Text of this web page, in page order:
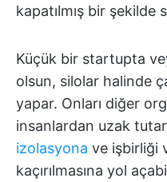
kapatılmış bir şekilde
Küçük bir startupta
olsun, silolar halinde
yapar. Onları diğer
insanlardan uzak
izolasyona ve işbirliği
kaçırılmasına yol